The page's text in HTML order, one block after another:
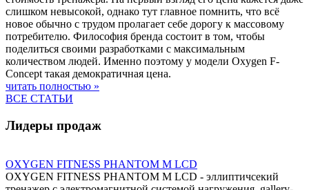
слишком невысокой, однако тут главное помнить, что всё
новое обычно с трудом пролагает себе дорогу к массовому
потребителю. Философия бренда состоит в том, чтобы
поделиться своими разработками с максимальным
количеством людей. Именно поэтому у модели Oxygen F-
Concept такая демократичная цена.
читать полностью »
ВСЕ СТАТЬИ
Лидеры продаж
OXYGEN FITNESS PHANTOM M LCD
OXYGEN FITNESS PHANTOM M LCD - эллиптичсекий